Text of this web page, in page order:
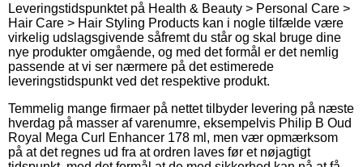
Leveringstidspunktet på Health & Beauty > Personal Care >
Hair Care > Hair Styling Products kan i nogle tilfælde være
virkelig udslagsgivende såfremt du står og skal bruge dine
nye produkter omgående, og med det formål er det nemlig
passende at vi ser nærmere på det estimerede
leveringstidspunkt ved det respektive produkt.
Temmelig mange firmaer på nettet tilbyder levering på næste
hverdag på masser af varenumre, eksempelvis Philip B Oud
Royal Mega Curl Enhancer 178 ml, men vær opmærksom
på at det regnes ud fra at ordren laves før et nøjagtigt